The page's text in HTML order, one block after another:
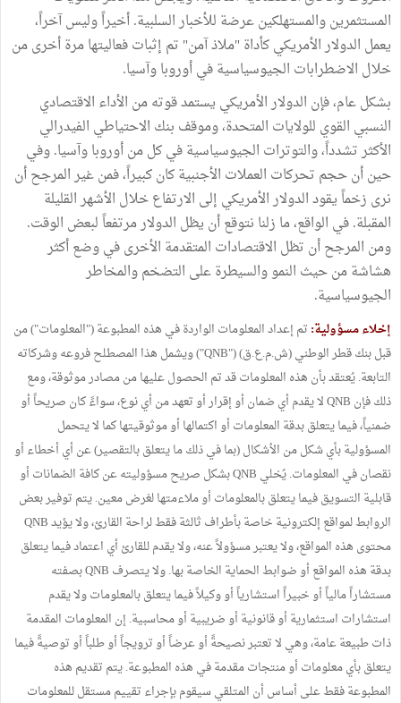
المستثمرين والمستهلكين عرضة للأخبار السلبية. أخيراً وليس آخراً،
يعمل الدولار الأمريكي كأداة "ملاذ آمن" تم إثبات فعاليتها مرة أخرى من
خلال الاضطرابات الجيوسياسية في أوروبا وآسيا.
بشكل عام، فإن الدولار الأمريكي يستمد قوته من الأداء الاقتصادي
النسبي القوي للولايات المتحدة، وموقف بنك الاحتياطي الفيدرالي
الأكثر تشدداً، والتوترات الجيوسياسية في كل من أوروبا وآسيا. وفي
حين أن حجم تحركات العملات الأجنبية كان كبيراً، فمن غير المرجح أن
نرى زخماً يقود الدولار الأمريكي إلى الارتفاع خلال الأشهر القليلة
المقبلة. في الواقع، ما زلنا نتوقع أن يظل الدولار مرتفعاً لبعض الوقت.
ومن المرجح أن تظل الاقتصادات المتقدمة الأخرى في وضع أكثر
هشاشة من حيث النمو والسيطرة على التضخم والمخاطر
الجيوسياسية.
إخلاء مسؤولية: تم إعداد المعلومات الواردة في هذه المطبوعة ("المعلومات") من
قبل بنك قطر الوطني (ش.م.ع.ق) ("QNB") ويشمل هذا المصطلح فروعه وشركاته
التابعة. يُعتقد بأن هذه المعلومات قد تم الحصول عليها من مصادر موثوقة، ومع
ذلك فإن QNB لا يقدم أي ضمان أو إقرار أو تعهد من أي نوع، سواءً كان صريحاً أو
ضمنياً، فيما يتعلق بدقة المعلومات أو اكتمالها أو موثوقيتها كما لا يتحمل
المسؤولية بأي شكل من الأشكال (بما في ذلك ما يتعلق بالتقصير) عن أي أخطاء أو
نقصان في المعلومات. يُخلي QNB بشكل صريح مسؤوليته عن كافة الضمانات أو
قابلية التسويق فيما يتعلق بالمعلومات أو ملاءمتها لغرض معين. يتم توفير بعض
الروابط لمواقع إلكترونية خاصة بأطراف ثالثة فقط لراحة القارئ، ولا يؤيد QNB
محتوى هذه المواقع، ولا يعتبر مسؤولاً عنه، ولا يقدم للقارئ أي اعتماد فيما يتعلق
بدقة هذه المواقع أو ضوابط الحماية الخاصة بها. ولا يتصرف QNB بصفته
مستشاراً مالياً أو خبيراً استشارياً أو وكيلاً فيما يتعلق بالمعلومات ولا يقدم
استشارات استثمارية أو قانونية أو ضريبية أو محاسبية. إن المعلومات المقدمة
ذات طبيعة عامة، وهي لا تعتبر نصيحةً أو عرضاً أو ترويجاً أو طلباً أو توصيةً فيما
يتعلق بأي معلومات أو منتجات مقدمة في هذه المطبوعة. يتم تقديم هذه
المطبوعة فقط على أساس أن المتلقي سيقوم بإجراء تقييم مستقل للمعلومات